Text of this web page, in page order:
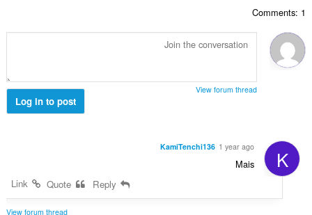
Comments: 1
View forum thread
Log in to post
K
KamiTenchi136 1 year ago
Mais
View forum thread